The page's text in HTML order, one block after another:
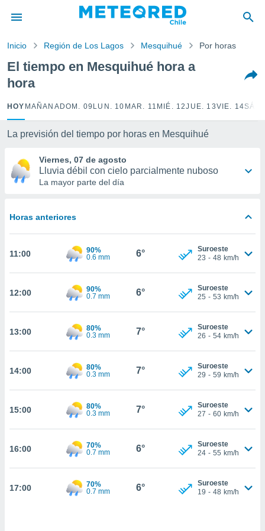
por
para
la
calidad.
a este
las
y
forma
basada
permite
coste.
botón
a la
todas
ya sean
nos
en
perfil
y
CONTINUAR
Inicio Región de Los Lagos Mesquihué Por horas
El tiempo en Mesquihué hora a
hora
HOY MAÑANA DOM. 09 LUN. 10 MAR. 11 MIÉ. 12JUE. 13VIE. 14
La previsión del tiempo por horas en Mesquihué
Viernes, 07 de agosto
Lluvia débil con cielo parcialmente nuboso
La mayor parte del día
Horas anteriores
11:00
90%
0.6 mm
6°
Suroeste
23 - 48 km/h
12:00
90%
0.7 mm
6°
Suroeste
25 - 53 km/h
13:00
80%
0.3 mm
7°
Suroeste
26 - 54 km/h
14:00
80%
0.3 mm
7°
Suroeste
29 - 59 km/h
15:00
80%
0.3 mm
7°
Suroeste
27 - 60 km/h
16:00
70%
0.7 mm
6°
Suroeste
24 - 55 km/h
17:00
70%
0.7 mm
6°
Suroeste
19 - 48 km/h